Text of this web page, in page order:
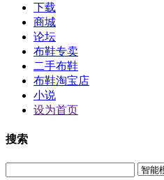
下载
商城
论坛
布鞋专卖
二手布鞋
布鞋淘宝店
小说
设为首页
搜索